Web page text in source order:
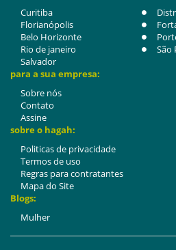
Curitiba
Florianópolis
Belo Horizonte
Rio de janeiro
São
Salvador
para a sua empresa:
Sobre nós
Contato
Assine
sobre o hagah:
Politicas de privacidade
Termos de uso
Regras para contratantes
Mapa do Site
Blogs:
Mulher